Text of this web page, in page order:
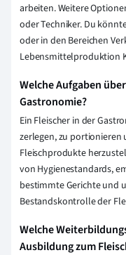
arbeiten. Weitere
oder Techniker. Du
oder in den Bereichen
Lebensmittelproduktion
Welche Aufgaben
Gastronomie?
Ein Fleischer in der
zerlegen, zu
Fleischprodukte
von Hygienestandards,
bestimmte Gerichte und
Bestandskontrolle der
Welche
Ausbildung zum